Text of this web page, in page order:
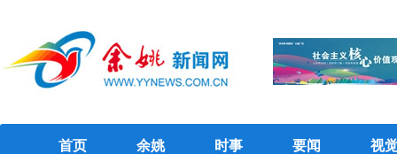
首页 余姚 时事 要闻 视